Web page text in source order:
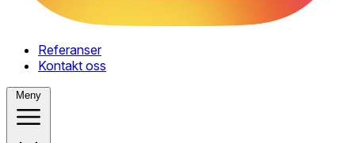
Referanser
Kontakt oss
Meny